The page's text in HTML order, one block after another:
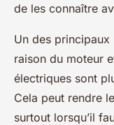
de les connaître
Un des principaux
raison du moteur
électriques sont
Cela peut rendre
surtout lorsqu’il